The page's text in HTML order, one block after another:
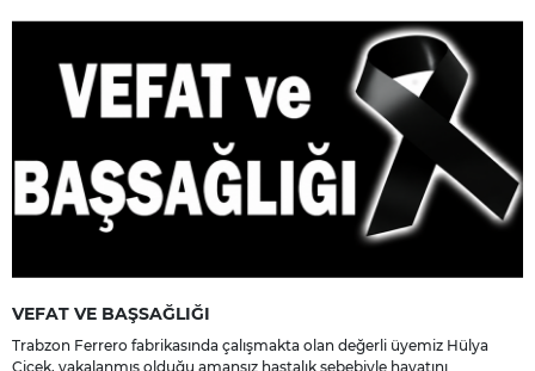
VEFAT VE BAŞSAĞLIĞI
Trabzon Ferrero fabrikasında çalışmakta olan değerli üyemiz Hülya
Çiçek, yakalanmış olduğu amansız hastalık sebebiyle hayatını